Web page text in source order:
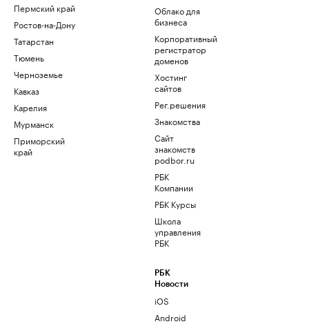
Пермский край
Ростов-на-Дону
Татарстан
Тюмень
Черноземье
Кавказ
Карелия
Мурманск
Приморский
край
Облако для
бизнеса
Корпоративный
регистратор
доменов
Хостинг
сайтов
Рег.решения
Знакомства
Сайт
знакомств
podbor.ru
РБК
Компании
РБК Курсы
Школа
управления
РБК
РБК
Новости
iOS
Android